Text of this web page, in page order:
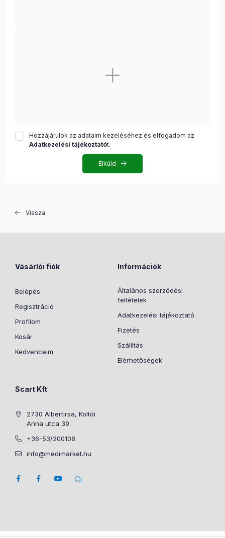
Hozzájárulok az adataim kezeléséhez és elfogadom az
Adatkezelési tájékoztatót.
Elküld
Vissza
Vásárlói fiók
Belépés
Regisztráció
Profilom
Kosár
Kedvenceim
Információk
Általános szerződési
feltételek
Adatkezelési tájékoztató
Fizetés
Szállítás
Elérhetőségek
Scart Kft
2730 Albertirsa, Koltói
Anna utca 39.
+36-53/200108
info@medimarket.hu